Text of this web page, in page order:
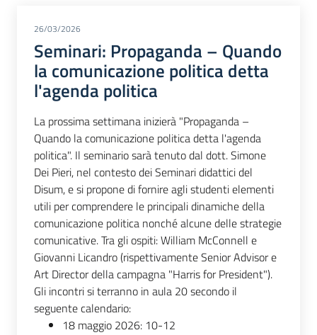
26/03/2026
Seminari: Propaganda – Quando
la comunicazione politica detta
l'agenda politica
La prossima settimana inizierà "Propaganda –
Quando la comunicazione politica detta l'agenda
politica". Il seminario sarà tenuto dal dott. Simone
Dei Pieri, nel contesto dei Seminari didattici del
Disum, e si propone di fornire agli studenti elementi
utili per comprendere le principali dinamiche della
comunicazione politica nonché alcune delle strategie
comunicative. Tra gli ospiti: William McConnell e
Giovanni Licandro (rispettivamente Senior Advisor e
Art Director della campagna "Harris for President").
Gli incontri si terranno in aula 20 secondo il
seguente calendario:
18 maggio 2026: 10-12